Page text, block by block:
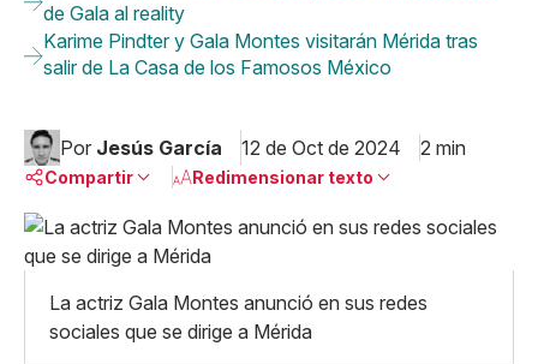
de Gala al reality
Karime Pindter y Gala Montes visitarán Mérida tras
salir de La Casa de los Famosos México
Por Jesús García 12 de Oct de 2024 2 min
Compartir
Linkedin
Facebook
X
Whatsapp
Copiar enlace
Redimensionar texto
Grande
La actriz Gala Montes anunció en sus redes
sociales que se dirige a Mérida